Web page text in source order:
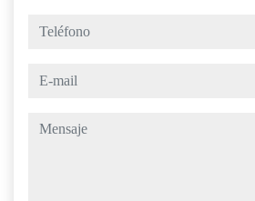
teléfono
e-mail
mensaje